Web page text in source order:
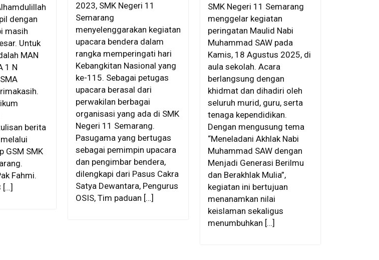
dengan
masih
Untuk
MAN
1 N
berita
GSM SMK
Fahmi.
[…]
2023, SMK Negeri 11
Semarang
menyelenggarakan kegiatan
upacara bendera dalam
rangka memperingati hari
Kebangkitan Nasional yang
ke-115. Sebagai petugas
upacara berasal dari
perwakilan berbagai
organisasi yang ada di SMK
Negeri 11 Semarang.
Pasugama yang bertugas
sebagai pemimpin upacara
dan pengimbar bendera,
dilengkapi dari Pasus Cakra
Satya Dewantara, Pengurus
OSIS, Tim paduan […]
SMK Negeri 11 Semarang
menggelar kegiatan
peringatan Maulid Nabi
Muhammad SAW pada
Kamis, 18 Agustus 2025, di
aula sekolah. Acara
berlangsung dengan
khidmat dan dihadiri oleh
seluruh murid, guru, serta
tenaga kependidikan.
Dengan mengusung tema
“Meneladani Akhlak Nabi
Muhammad SAW dengan
Menjadi Generasi Berilmu
dan Berakhlak Mulia”,
kegiatan ini bertujuan
menanamkan nilai
keislaman sekaligus
menumbuhkan […]